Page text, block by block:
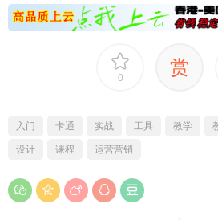
0 赏
入门 卡通 实战 工具 教学
设计
课程 运营营销